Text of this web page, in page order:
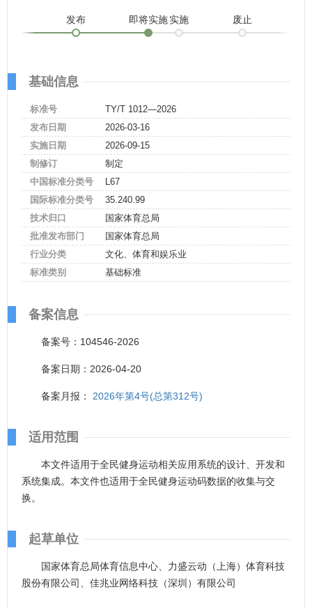
发布 即将实施实施 废止
基础信息
标准号
TY/T 1012—2026
发布日期
2026-03-16
实施日期
2026-09-15
制修订
制定
中国标准分类号
L67
国际标准分类号
35.240.99
技术归口
国家体育总局
批准发布部门
国家体育总局
行业分类
文化、体育和娱乐业
标准类别
基础标准
备案信息
备案号：104546-2026
备案日期：2026-04-20
备案月报： 2026年第4号(总第312号)
适用范围
本文件适用于全民健身运动相关应用系统的设计、开发和
系统集成。本文件也适用于全民健身运动码数据的收集与交
换。
起草单位
国家体育总局体育信息中心、力盛云动（上海）体育科技
股份有限公司、佳兆业网络科技（深圳）有限公司